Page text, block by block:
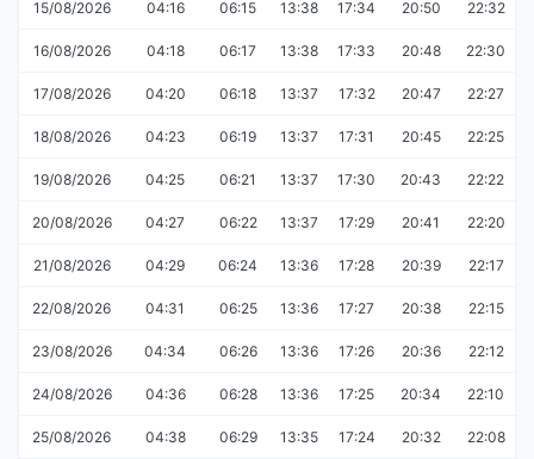
15/08/2026 04:16 06:15 13:38 17:34 20:50 22:32
16/08/2026 04:18 06:17 13:38 17:33 20:48 22:30
17/08/2026 04:20 06:18 13:37 17:32 20:47 22:27
18/08/2026 04:23 06:19 13:37 17:31 20:45 22:25
19/08/2026 04:25 06:21 13:37 17:30 20:43 22:22
20/08/2026 04:27 06:22 13:37 17:29 20:41 22:20
21/08/2026 04:29 06:24 13:36 17:28 20:39 22:17
22/08/2026 04:31 06:25 13:36 17:27 20:38 22:15
23/08/2026 04:34 06:26 13:36 17:26 20:36 22:12
24/08/2026 04:36 06:28 13:36 17:25 20:34 22:10
25/08/2026 04:38 06:29 13:35 17:24 20:32 22:08